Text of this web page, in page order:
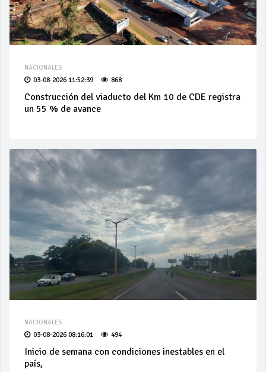
NACIONALES
03-08-2026 11:52:39 868
Construcción del viaducto del Km 10 de CDE registra
un 55 % de avance
NACIONALES
03-08-2026 08:16:01 494
Inicio de semana con condiciones inestables en el
país,